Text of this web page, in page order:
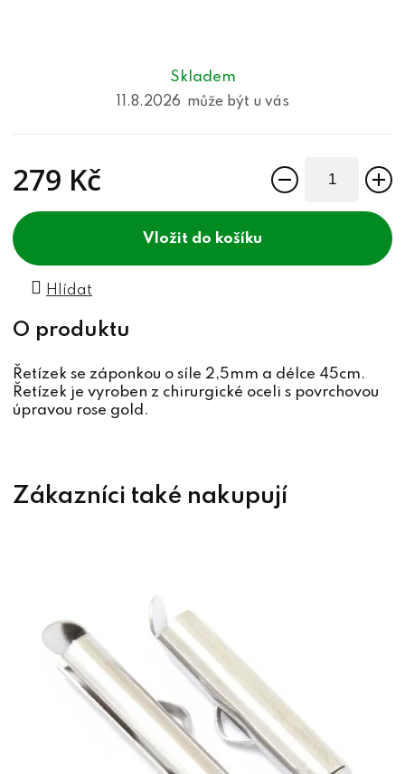
Skladem
11.8.2026
279 Kč
do košíku
Hlídat
Řetízek se záponkou o síle 2,5mm a délce 45cm.
Řetízek je vyroben z chirurgické oceli s povrchovou
úpravou rose gold.